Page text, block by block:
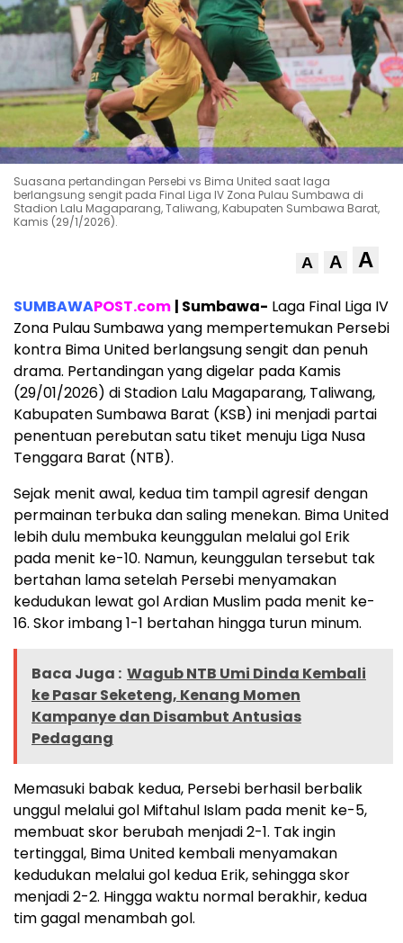
Suasana pertandingan Persebi vs Bima United saat laga
berlangsung sengit pada Final Liga IV Zona Pulau Sumbawa di
Stadion Lalu Magaparang, Taliwang, Kabupaten Sumbawa Barat,
Kamis (29/1/2026).
A A A
SUMBAWAPOST.com | Sumbawa- Laga Final Liga IV
Zona Pulau Sumbawa yang mempertemukan Persebi
kontra Bima United berlangsung sengit dan penuh
drama. Pertandingan yang digelar pada Kamis
(29/01/2026) di Stadion Lalu Magaparang, Taliwang,
Kabupaten Sumbawa Barat (KSB) ini menjadi partai
penentuan perebutan satu tiket menuju Liga Nusa
Tenggara Barat (NTB).
Sejak menit awal, kedua tim tampil agresif dengan
permainan terbuka dan saling menekan. Bima United
lebih dulu membuka keunggulan melalui gol Erik
pada menit ke-10. Namun, keunggulan tersebut tak
bertahan lama setelah Persebi menyamakan
kedudukan lewat gol Ardian Muslim pada menit ke-
16. Skor imbang 1-1 bertahan hingga turun minum.
Baca Juga : Wagub NTB Umi Dinda Kembali
ke Pasar Seketeng, Kenang Momen
Kampanye dan Disambut Antusias
Pedagang
Memasuki babak kedua, Persebi berhasil berbalik
unggul melalui gol Miftahul Islam pada menit ke-5,
membuat skor berubah menjadi 2-1. Tak ingin
tertinggal, Bima United kembali menyamakan
kedudukan melalui gol kedua Erik, sehingga skor
menjadi 2-2. Hingga waktu normal berakhir, kedua
tim gagal menambah gol.